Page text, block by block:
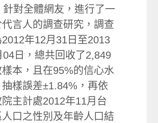
針對全體網友，進行了一
言人的調查研究，調查
年12月31日至2013
04日，總共回收了2,849
本，且在95%的信心水
樣誤差±1.84%，再依
院主計處2012年11月台
口之性別及年齡人口結